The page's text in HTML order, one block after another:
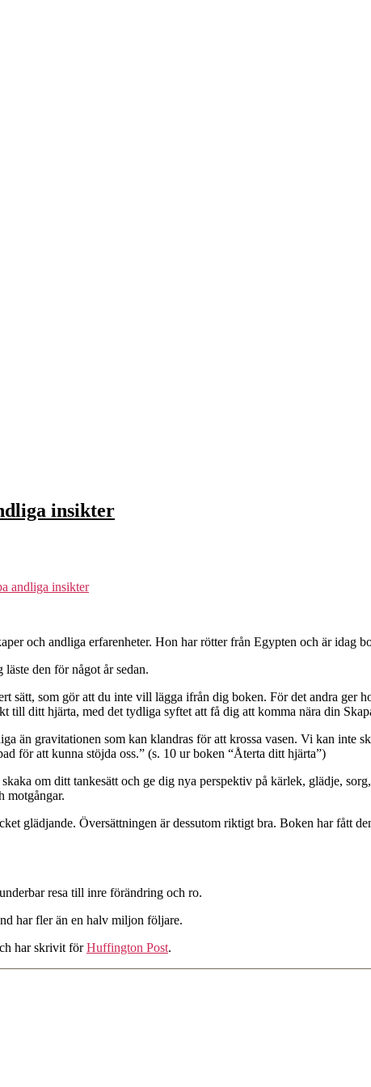
insikter
andliga insikter
och andliga erfarenheter. Hon har rötter från Egypten och är idag
den för något år sedan.
sätt, som gör att du inte vill lägga ifrån dig boken. För det andra ger
ditt hjärta, med det tydliga syftet att få dig att komma nära din
än gravitationen som kan klandras för att krossa vasen. Vi kan inte
för att kunna stöjda oss.” (s. 10 ur boken “Återta ditt hjärta”)
om ditt tankesätt och ge dig nya perspektiv på kärlek, glädje,
motgångar.
glädjande. Översättningen är dessutom riktigt bra. Boken har fått
resa till inre förändring och ro.
har fler än en halv miljon följare.
har skrivit förHuffington Post.